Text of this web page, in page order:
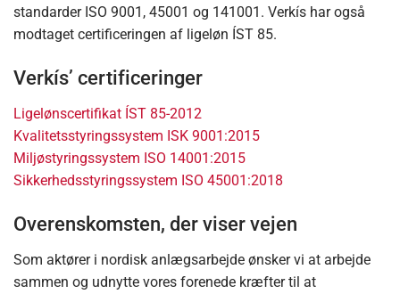
standarder ISO 9001, 45001 og 141001. Verkís har også
modtaget certificeringen af ligeløn ÍST 85.
Verkís’ certificeringer
Ligelønscertifikat ÍST 85-2012
Kvalitetsstyringssystem ISK 9001:2015
Miljøstyringssystem ISO 14001:2015
Sikkerhedsstyringssystem ISO 45001:2018
Overenskomsten, der viser vejen
Som aktører i nordisk anlægsarbejde ønsker vi at arbejde
sammen og udnytte vores forenede kræfter til at